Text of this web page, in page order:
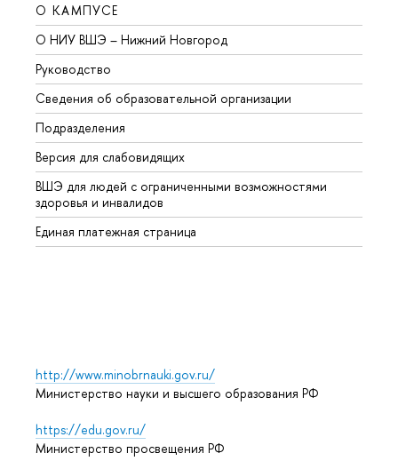
О КАМПУСЕ
О НИУ ВШЭ – Нижний Новгород
Руководство
Сведения об образовательной организации
Подразделения
Версия для слабовидящих
ВШЭ для людей с ограниченными возможностями
здоровья и инвалидов
Единая платежная страница
http://www.minobrnauki.gov.ru/
Министерство науки и высшего образования РФ
https://edu.gov.ru/
Министерство просвещения РФ